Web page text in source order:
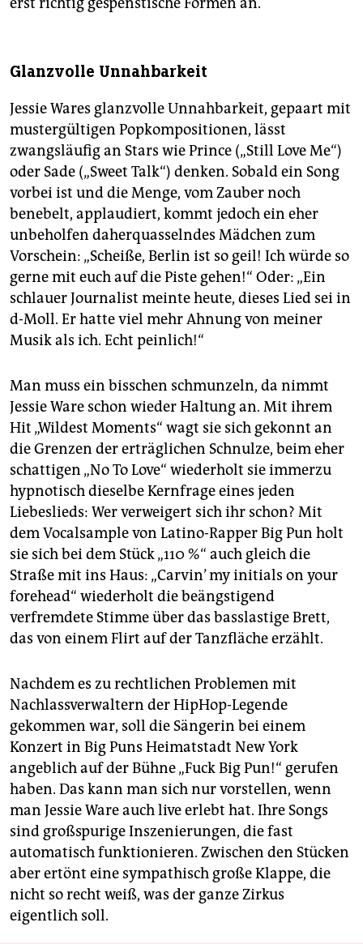
Glanzvolle Unnahbarkeit
Jessie Wares glanzvolle Unnahbarkeit, gepaart mit
mustergültigen Popkompositionen, lässt
zwangsläufig an Stars wie Prince („Still Love Me“)
oder Sade („Sweet Talk“) denken. Sobald ein Song
vorbei ist und die Menge, vom Zauber noch
benebelt, applaudiert, kommt jedoch ein eher
unbeholfen daherquasselndes Mädchen zum
Vorschein: „Scheiße, Berlin ist so geil! Ich würde so
gerne mit euch auf die Piste gehen!“ Oder: „Ein
schlauer Journalist meinte heute, dieses Lied sei in
d-Moll. Er hatte viel mehr Ahnung von meiner
Musik als ich. Echt peinlich!“
Man muss ein bisschen schmunzeln, da nimmt
Jessie Ware schon wieder Haltung an. Mit ihrem
Hit „Wildest Moments“ wagt sie sich gekonnt an
die Grenzen der erträglichen Schnulze, beim eher
schattigen „No To Love“ wiederholt sie immerzu
hypnotisch dieselbe Kernfrage eines jeden
Liebeslieds: Wer verweigert sich ihr schon? Mit
dem Vocalsample von Latino-Rapper Big Pun holt
sie sich bei dem Stück „110 %“ auch gleich die
Straße mit ins Haus: „Carvin’ my initials on your
forehead“ wiederholt die beängstigend
verfremdete Stimme über das basslastige Brett,
das von einem Flirt auf der Tanzfläche erzählt.
Nachdem es zu rechtlichen Problemen mit
Nachlassverwaltern der HipHop-Legende
gekommen war, soll die Sängerin bei einem
Konzert in Big Puns Heimatstadt New York
angeblich auf der Bühne „Fuck Big Pun!“ gerufen
haben. Das kann man sich nur vorstellen, wenn
man Jessie Ware auch live erlebt hat. Ihre Songs
sind großspurige Inszenierungen, die fast
automatisch funktionieren. Zwischen den Stücken
aber ertönt eine sympathisch große Klappe, die
nicht so recht weiß, was der ganze Zirkus
eigentlich soll.